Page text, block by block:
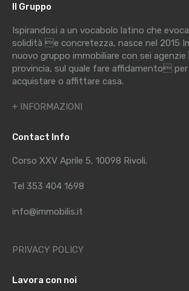
Il Gruppo
Ispirandosi a un vocabolo latino che
solidità e concretezza, nasce nel 2015
nuovo gruppo immobiliare con sei
provincia, sul quale fare affidamento per
acquistare o affittare casa.
+ INFORMAZIONI
Contact Info
Corso XXV Aprile 5, 10098 Rivoli.
Tel 353 404 1698
info@immobilis.it
PRIVACY POLICY
Lavora con noi